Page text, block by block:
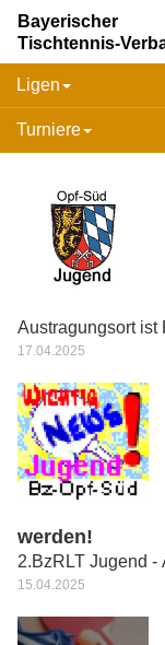
Bayerischer
Tischtennis-
Ligen
Turniere
Austragungsort ist
17.04.2025
werden!
2.BzRLT Jugend -
15.04.2025